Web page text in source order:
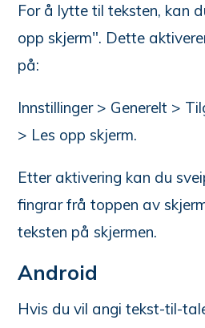
For å lytte til teksten, kan
opp skjerm". Dette
på:
Innstillinger > Generelt >
> Les opp skjerm.
Etter aktivering kan du
fingrar frå toppen av
teksten på skjermen.
Android
Hvis du vil angi tekst-til-